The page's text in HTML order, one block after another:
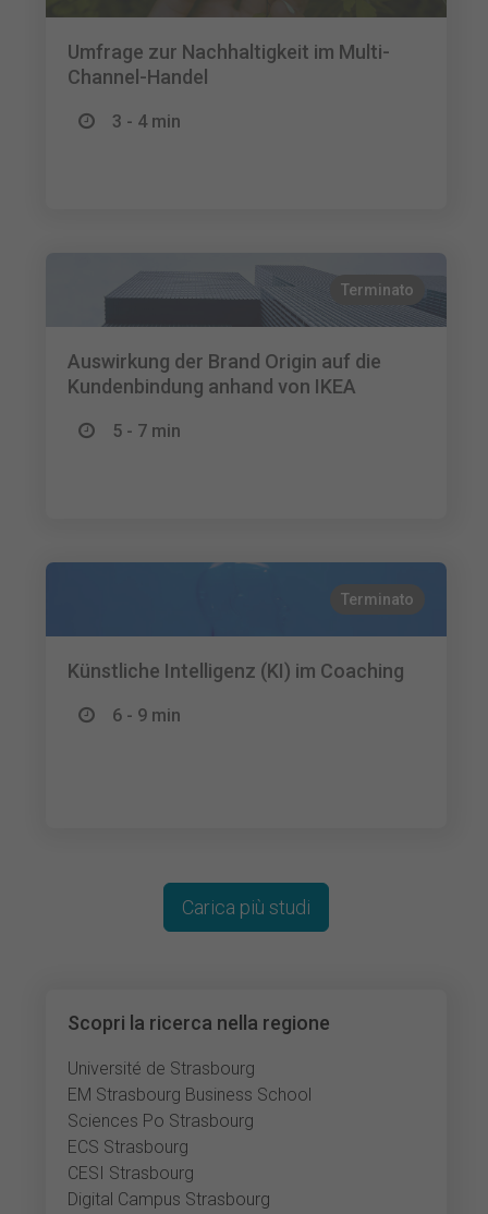
Umfrage zur Nachhaltigkeit im Multi-
Channel-Handel
3 - 4 min
Terminato
Auswirkung der Brand Origin auf die
Kundenbindung anhand von IKEA
5 - 7 min
Terminato
Künstliche Intelligenz (KI) im Coaching
6 - 9 min
Scopri la ricerca nella regione
Université de Strasbourg
EM Strasbourg Business School
Sciences Po Strasbourg
ECS Strasbourg
CESI Strasbourg
Digital Campus Strasbourg
Carica più studi